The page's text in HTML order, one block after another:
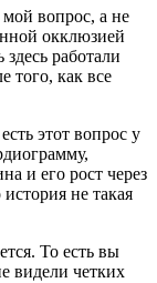
вопрос, а не
окклюзией
работали
того, как все
этот вопрос у
и его рост через
не такая
То есть вы
видели четких